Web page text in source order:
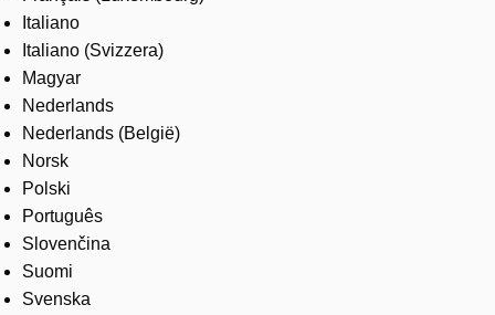
Italiano
Italiano (Svizzera)
Magyar
Nederlands
Nederlands (België)
Norsk
Polski
Português
Slovenčina
Suomi
Svenska